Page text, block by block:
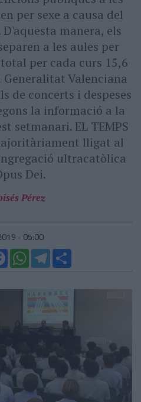
per sexe a causa del
manera, els
a les aules per
per cada curs 15,6
Valenciana
de concerts i despeses
la informació a la
setmanari. EL TEMPS
lligat al
ultracatòlica
Dei.
Pérez
- 05:00
FacebookWhatsAppTelegram